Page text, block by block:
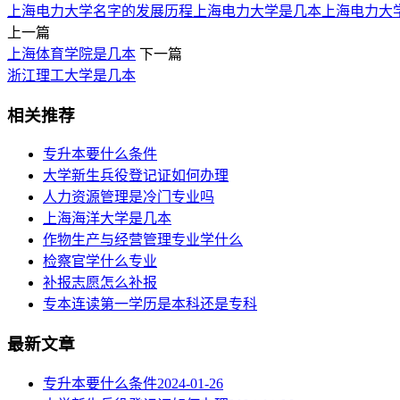
上海电力大学名字的发展历程 上海电力大学是几本 上海电力
上一篇
上海体育学院是几本 下一篇
浙江理工大学是几本
相关推荐
专升本要什么条件
大学新生兵役登记证如何办理
人力资源管理是冷门专业吗
上海海洋大学是几本
作物生产与经营管理专业学什么
检察官学什么专业
补报志愿怎么补报
专本连读第一学历是本科还是专科
最新文章
专升本要什么条件2024-01-26